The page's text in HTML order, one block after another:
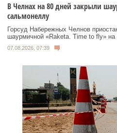
В Челнах на 80 дней закрыли
сальмонеллу
Горсуд Набережных Челнов
шаурмичной «Raketa. Time to fly» на
07.08.2026, 07:39